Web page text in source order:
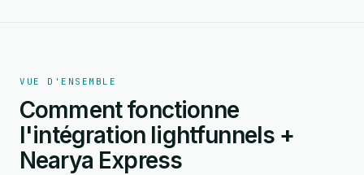
VUE D'ENSEMBLE
Comment fonctionne
l'intégration lightfunnels +
Nearya Express